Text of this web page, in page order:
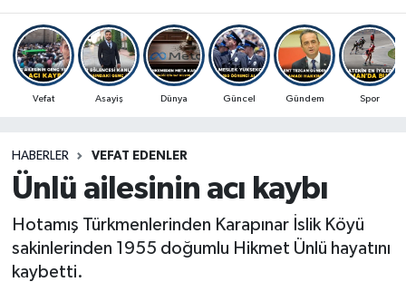
Vefat Asayiş Dünya Güncel Gündem Spor
HABERLER VEFAT EDENLER
Ünlü ailesinin acı kaybı
Hotamış Türkmenlerinden Karapınar İslik Köyü
sakinlerinden 1955 doğumlu Hikmet Ünlü hayatını
kaybetti.
Güncel Haberler
Spor Haberleri
Ulusal Haberler